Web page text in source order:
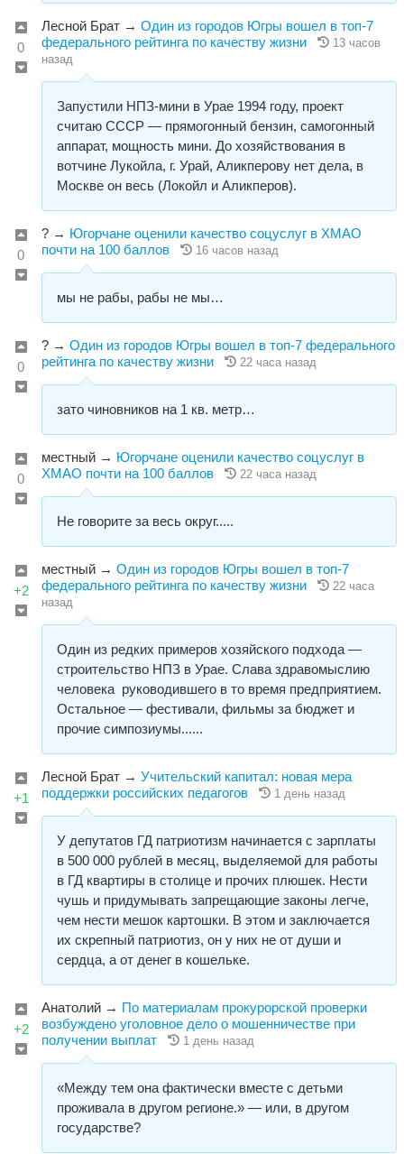
0
Лесной Брат → Один из городов Югры вошел в топ-7
федерального рейтинга по качеству жизни
13 часов
назад
Запустили НПЗ-мини в Урае 1994 году, проект
считаю СССР — прямогонный бензин, самогонный
аппарат, мощность мини. До хозяйствования в
вотчине Лукойла, г. Урай, Аликперову нет дела, в
Москве он весь (Локойл и Аликперов).
0
? → Югорчане оценили качество соцуслуг в ХМАО
почти на 100 баллов
16 часов назад
мы не рабы, рабы не мы…
0
? → Один из городов Югры вошел в топ-7 федерального
рейтинга по качеству жизни
22 часа назад
зато чиновников на 1 кв. метр…
0
местный → Югорчане оценили качество соцуслуг в
ХМАО почти на 100 баллов
22 часа назад
Не говорите за весь округ.....
+2
местный → Один из городов Югры вошел в топ-7
федерального рейтинга по качеству жизни
22 часа
назад
Один из редких примеров хозяйского подхода —
строительство НПЗ в Урае. Слава здравомыслию
человека руководившего в то время предприятием.
Остальное — фестивали, фильмы за бюджет и
прочие симпозиумы......
+1
Лесной Брат → Учительский капитал: новая мера
поддержки российских педагогов
1 день назад
У депутатов ГД патриотизм начинается с зарплаты
в 500 000 рублей в месяц, выделяемой для работы
в ГД квартиры в столице и прочих плюшек. Нести
чушь и придумывать запрещающие законы легче,
чем нести мешок картошки. В этом и заключается
их скрепный патриотиз, он у них не от души и
сердца, а от денег в кошельке.
+2
Анатолий → По материалам прокурорской проверки
возбуждено уголовное дело о мошенничестве при
получении выплат
1 день назад
«Между тем она фактически вместе с детьми
проживала в другом регионе.» — или, в другом
государстве?